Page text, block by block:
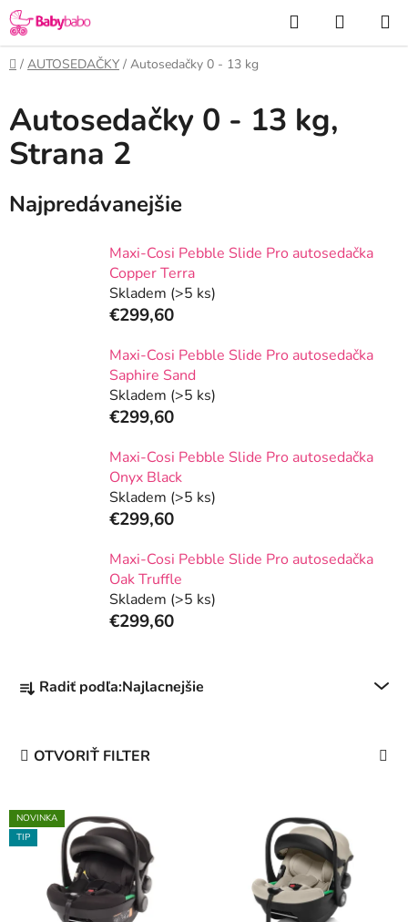
Prejsť
na
obsah
Hľadať
KOŠÍK
Domov
/ AUTOSEDAČKY / Autosedačky 0 - 13 kg
Autosedačky 0 - 13 kg,
Strana 2
Najpredávanejšie
Maxi-Cosi Pebble Slide Pro autosedačka
Copper Terra
Skladem (>5 ks)
€299,60
Maxi-Cosi Pebble Slide Pro autosedačka
Saphire Sand
Skladem (>5 ks)
€299,60
Maxi-Cosi Pebble Slide Pro autosedačka
Onyx Black
Skladem (>5 ks)
€299,60
Maxi-Cosi Pebble Slide Pro autosedačka
Oak Truffle
Skladem (>5 ks)
€299,60
e
p
Radiť podľa:Najlacnejšie
OTVORIŤ FILTER
V
ý
NOVINKA
TIP